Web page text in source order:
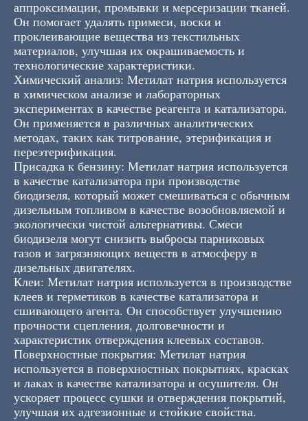
аппроксимации, промывки и мерсеризации тканей.
Он помогает удалять примеси, воски и
проклеивающие вещества из текстильных
материалов, улучшая их окрашиваемость и
технологические характеристики.
Химический анализ: Метилат натрия используется
в химическом анализе и лабораторных
экспериментах в качестве реагента и катализатора.
Он применяется в различных аналитических
методах, таких как титрование, этерификация и
переэтерификация.
Присадка к бензину: Метилат натрия используется
в качестве катализатора при производстве
биодизеля, который может смешиваться с обычным
дизельным топливом в качестве возобновляемой и
экологически чистой альтернативы. Смеси
биодизеля могут снизить выбросы парниковых
газов и загрязняющих веществ в атмосферу в
дизельных двигателях.
Клеи: Метилат натрия используется в производстве
клеев и герметиков в качестве катализатора и
сшивающего агента. Он способствует улучшению
прочности сцепления, долговечности и
характеристик отверждения клеевых составов.
Поверхностные покрытия: Метилат натрия
используется в поверхностных покрытиях, красках
и лаках в качестве катализатора и осушителя. Он
ускоряет процесс сушки и отверждения покрытий,
улучшая их адгезионные и стойкие свойства.